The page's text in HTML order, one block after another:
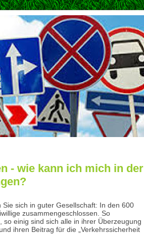
- wie kann ich mich in der
sich in guter Gesellschaft: In den 600
zusammengeschlossen. So
einig sind sich alle in ihrer Überzeugung
ihren Beitrag für die „Verkehrssicherheit